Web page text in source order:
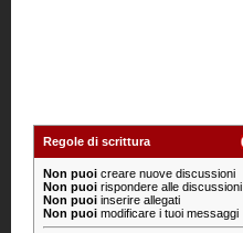
Regole di scrittura
Non puoi creare nuove discussioni
Non puoi rispondere alle discussioni
Non puoi inserire allegati
Non puoi modificare i tuoi messaggi